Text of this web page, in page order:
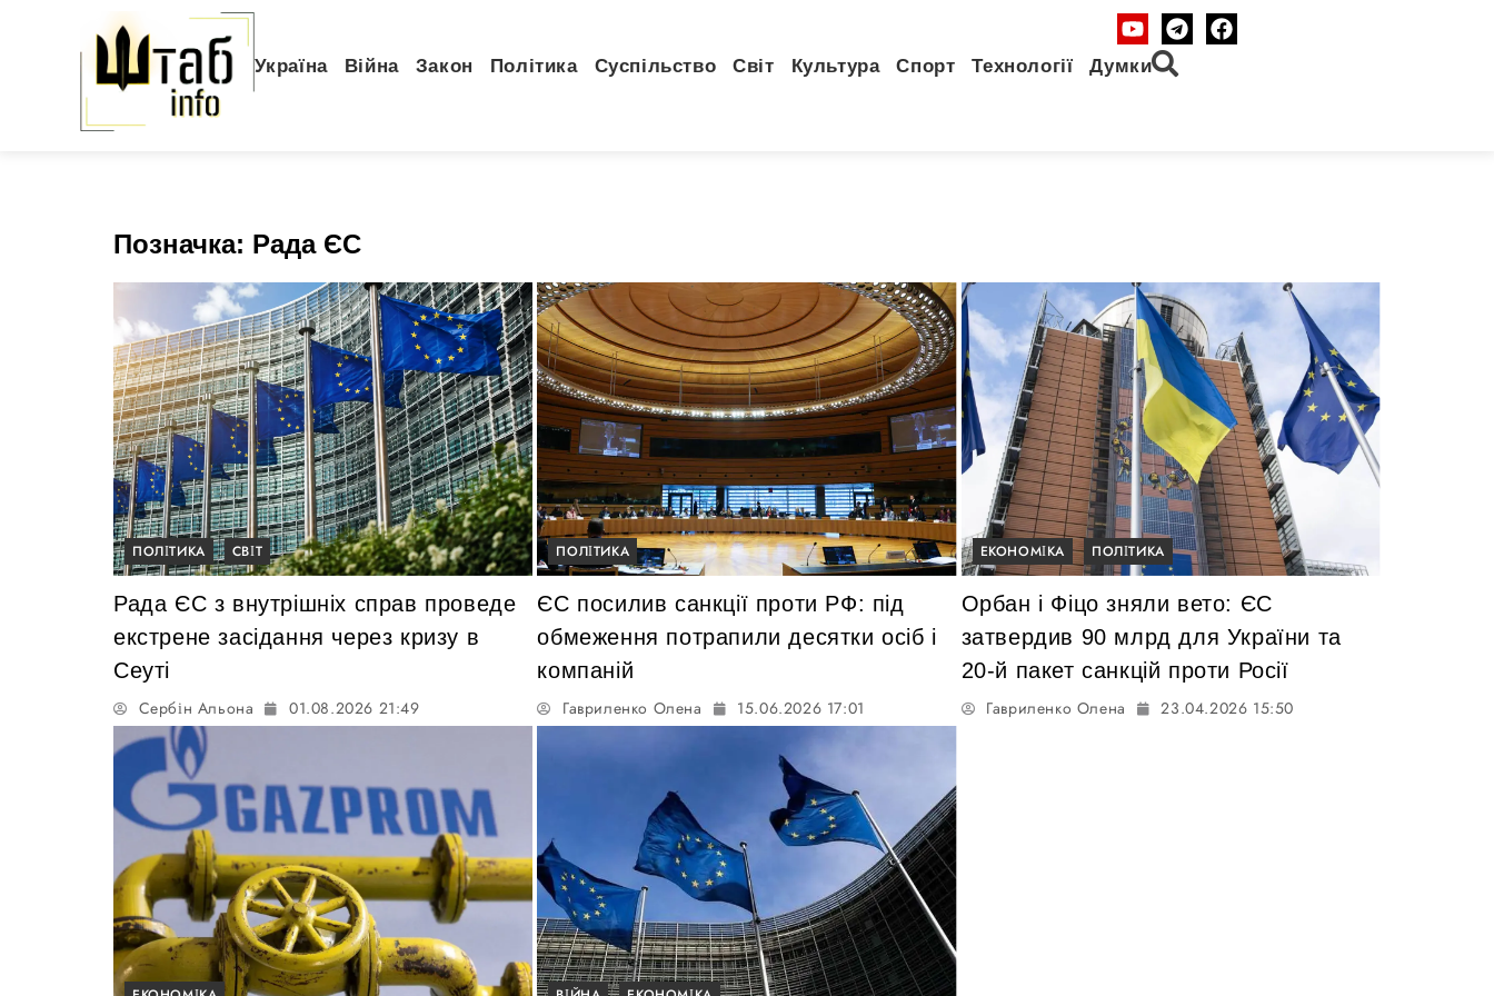
Україна Війна Закон Політика Суспільство Світ Культура Спорт Технології Думки
Позначка: Рада ЄС
ПОЛІТИКА СВІТ
Рада ЄС з внутрішніх справ проведе
екстрене засідання через кризу в
Сеуті
Сербін Альона 01.08.2026 21:49
ПОЛІТИКА
ЄС посилив санкції проти РФ: під
обмеження потрапили десятки осіб і
компаній
Гавриленко Олена 15.06.2026 17:01
ЕКОНОМІКА ПОЛІТИКА
Орбан і Фіцо зняли вето: ЄС
затвердив 90 млрд для України та
20-й пакет санкцій проти Росії
Гавриленко Олена 23.04.2026 15:50